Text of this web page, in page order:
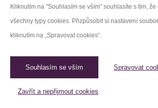
Kliknutím na "Souhlasím se vším" souhlasíte s tím,
všechny typy cookies. Přizpůsobit si nastavení
kliknutím na „Spravovat cookies“.
Souhlasím se vším Spravovat
Zavřít a nepřijmout cookies
Facebook
LinkedIn
Spravovat cookies